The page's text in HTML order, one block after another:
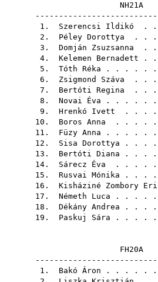
1. Szerencsi Ildikó .
2. Péley Dorottya . .
3. Domján Zsuzsanna .
4. Kelemen Bernadett .
5. Tóth Réka . . . . .
6. Zsigmond Száva . .
7. Bertóti Regina . .
8. Novai Éva . . . . .
9. Hrenkó Ivett . . .
10. Boros Anna . . . .
11. Füzy Anna . . . . .
12. Sisa Dorottya . . .
13. Bertóti Diana . . .
14. Sárecz Éva . . . .
15. Rusvai Mónika . . .
16. Kisháziné Zombory
17. Németh Luca . . . .
18. Dékány Andrea . . .
19. Paskuj Sára . . . .
1. Bakó Áron . . . . .